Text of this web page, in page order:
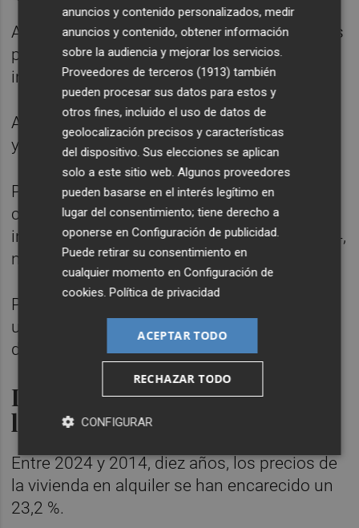
Así, los nuevos contratos incrementaron sus
precios un 8,8 %, más del doble que el
incremento registrado un año antes (4,1 %).
Asimismo, los precios de los contratos que
ya existían antes de 2024 subieron un 2,8 %.
Por tipo de edificación, las viviendas
colectivas (aquellas ubicadas en edificios)
incrementaron sus precios un 3,6 % en 2024,
nueve décimas más que en 2023.
Por su parte, los precios de la vivienda
unifamiliar alquilada subieron un 3 %, nueve
décimas más que en 2023.
Desde 2014 se han encarecido
los precios más del 23 %
Entre 2024 y 2014, diez años, los precios de
la vivienda en alquiler se han encarecido un
23,2 %.
anuncios y contenido personalizados, medir
anuncios y contenido, obtener información
sobre la audiencia y mejorar los servicios.
Proveedores de terceros (1913) también
pueden procesar sus datos para estos y
otros fines, incluido el uso de datos de
geolocalización precisos y características
del dispositivo. Sus elecciones se aplican
solo a este sitio web. Algunos proveedores
pueden basarse en el interés legítimo en
lugar del consentimiento; tiene derecho a
oponerse enConfiguración de publicidad.
Puede retirar su consentimiento en
cualquier momento enConfiguración de
cookies.Política de privacidad
ACEPTAR TODO
RECHAZAR TODO
CONFIGURAR